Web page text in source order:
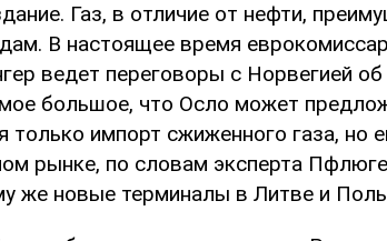
Газ, в отличие от нефти,
В настоящее время
ведет переговоры с Норвегией об
большое, что Осло может
только импорт сжиженного газа, но
рынке, по словам эксперта
же новые терминалы в Литве и